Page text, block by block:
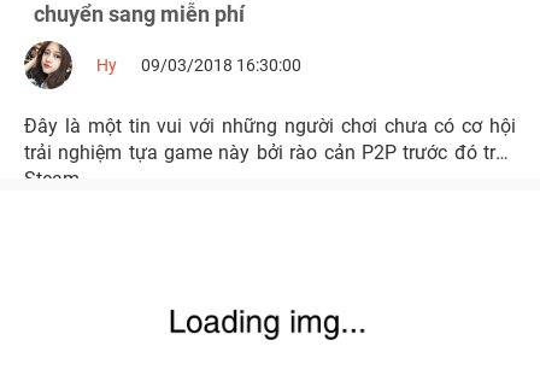
chuyển sang miễn phí
Hy 09/03/2018 16:30:00
Đây là một tin vui với những người chơi chưa có cơ hội
trải nghiệm tựa game này bởi rào cản P2P trước đó trên
Steam.